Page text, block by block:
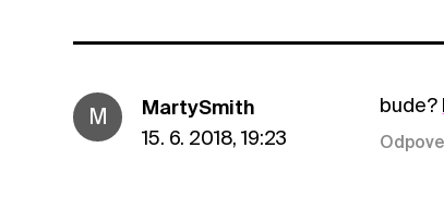
M
MartySmith
15. 6. 2018, 19:23
bude?